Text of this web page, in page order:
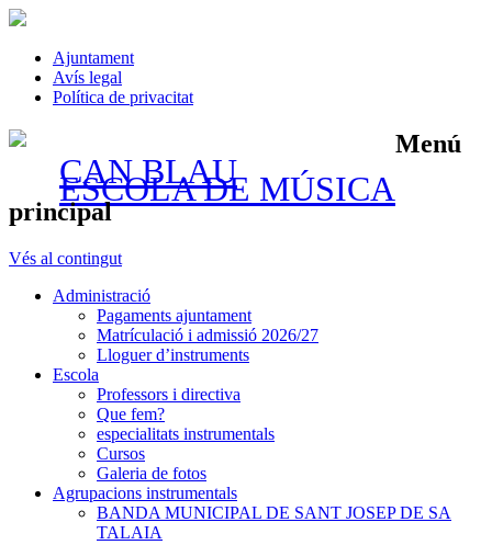
Ajuntament
Avís legal
Política de privacitat
CAN BLAU
ESCOLA DE MÚSICA
Menú
principal
Vés al contingut
Administració
Pagaments ajuntament
Matrículació i admissió 2026/27
Lloguer d’instruments
Escola
Professors i directiva
Que fem?
especialitats instrumentals
Cursos
Galeria de fotos
Agrupacions instrumentals
BANDA MUNICIPAL DE SANT JOSEP DE SA
TALAIA